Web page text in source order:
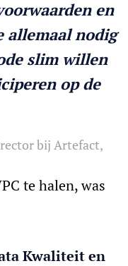
en
allemaal nodig
slim willen
op de
bij Artefact,
te halen, was
Kwaliteit en